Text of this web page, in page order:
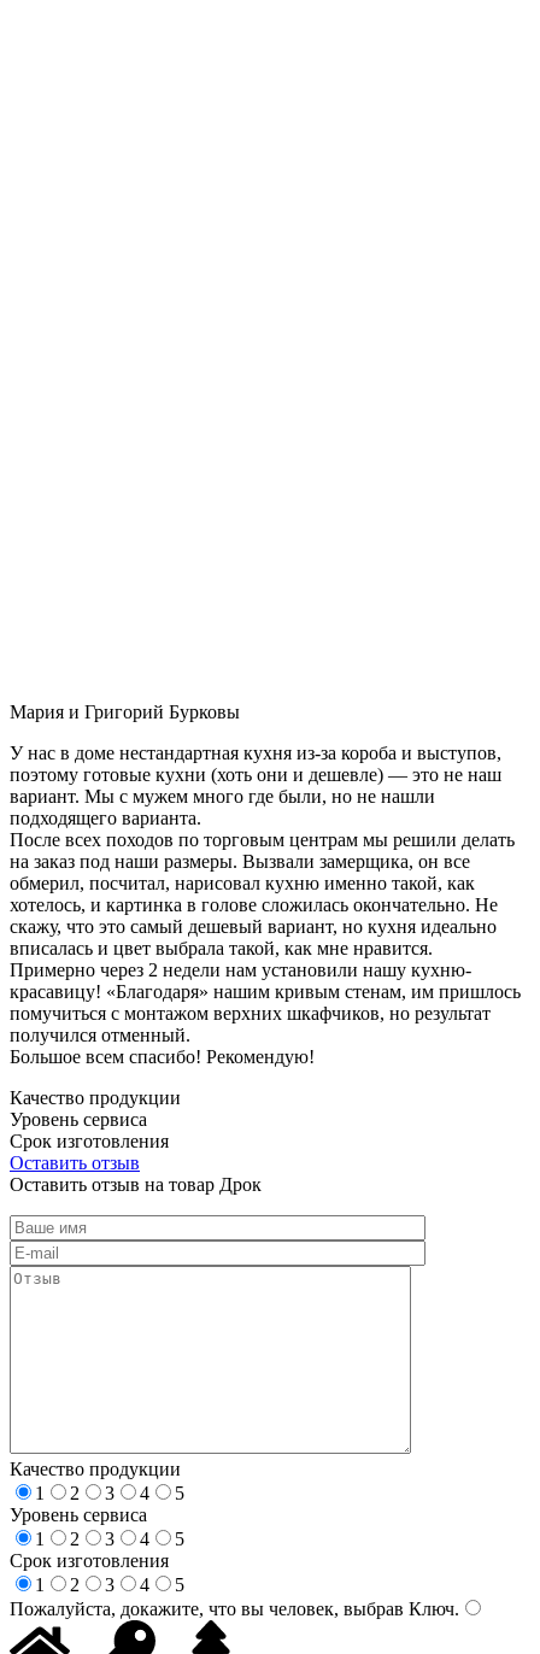
Мария и Григорий Бурковы
У нас в доме нестандартная кухня из-за короба и выступов,
поэтому готовые кухни (хоть они и дешевле) — это не наш
вариант. Мы с мужем много где были, но не нашли
подходящего варианта.
После всех походов по торговым центрам мы решили делать
на заказ под наши размеры. Вызвали замерщика, он все
обмерил, посчитал, нарисовал кухню именно такой, как
хотелось, и картинка в голове сложилась окончательно. Не
скажу, что это самый дешевый вариант, но кухня идеально
вписалась и цвет выбрала такой, как мне нравится.
Примерно через 2 недели нам установили нашу кухню-
красавицу! «Благодаря» нашим кривым стенам, им пришлось
помучиться с монтажом верхних шкафчиков, но результат
получился отменный.
Большое всем спасибо! Рекомендую!
Качество продукции
Уровень сервиса
Срок изготовления
Оставить отзыв
Оставить отзыв на товар Дрок
Качество продукции
1
2 3 4
5
Уровень сервиса
1
2 3 4
5
Срок изготовления
1
2 3 4
5
Пожалуйста, докажите, что вы человек, выбрав Ключ.